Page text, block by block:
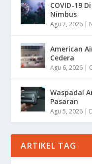
COVID-19
Nimbus
Agu 7, 2026 |
American
Cedera
Agu 6, 2026 |
Waspada!
Pasaran
Agu 5, 2026 |
ARTIKEL TAG